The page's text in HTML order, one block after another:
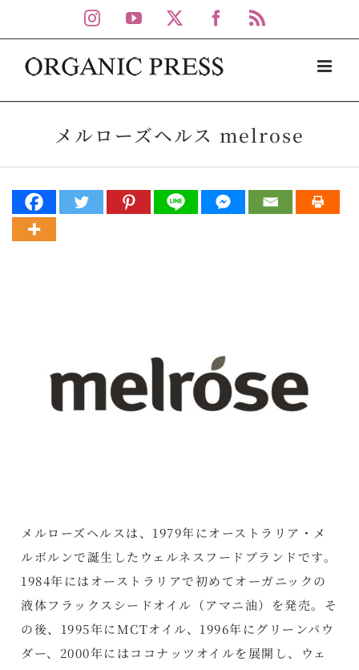
to
content
Instagram
YouTube Facebook
メルローズヘルス melrose
メルローズヘルスは、1979年にオーストラリア・メ
ルボルンで誕生したウェルネスフードブランドです。
1984年にはオーストラリアで初めてオーガニックの
液体フラックスシードオイル（アマニ油）を発売。そ
の後、1995年にMCTオイル、1996年にグリーンパウ
ダー、2000年にはココナッツオイルを展開し、ウェ